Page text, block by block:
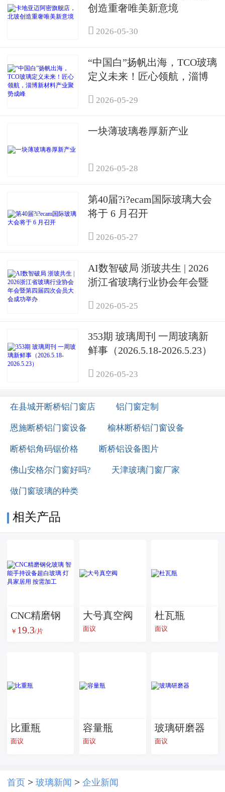
创造重奢唯美新意境
 2026-05-30
“中国白”扬帆出海，TCO玻璃
定义未来！匠心领航，淄博
 2026-05-29
一块薄玻璃卷厚新产业
 2026-05-28
第40届?i?ecam国际玻璃大会
将于 6 月召开
 2026-05-27
AI数智破局 浙玻共生 | 2026
浙江省玻璃行业协会年会暨
办
 2026-05-25
353期 玻璃周刊 一周玻璃新
鲜事（2026.5.18-2026.5.23）
 2026-05-23
在县城开断桥铝门窗店 铝门窗定制
恩施断桥铝门窗设备 榆林断桥铝门窗设备
断桥铝角码锯价格 断桥铝设备图片
佛山安格尔门窗好吗? 天津玻璃门窗厂家
做门窗玻璃的种类
相关产品
CNC精磨钢
化玻璃 智能
家居用 按需
￥ 19.3/片
大号真空阀
面议
杜瓦瓶
面议
比重瓶
面议
容量瓶
面议
玻璃研磨器
面议
首页 > 玻璃新闻 > 企业新闻